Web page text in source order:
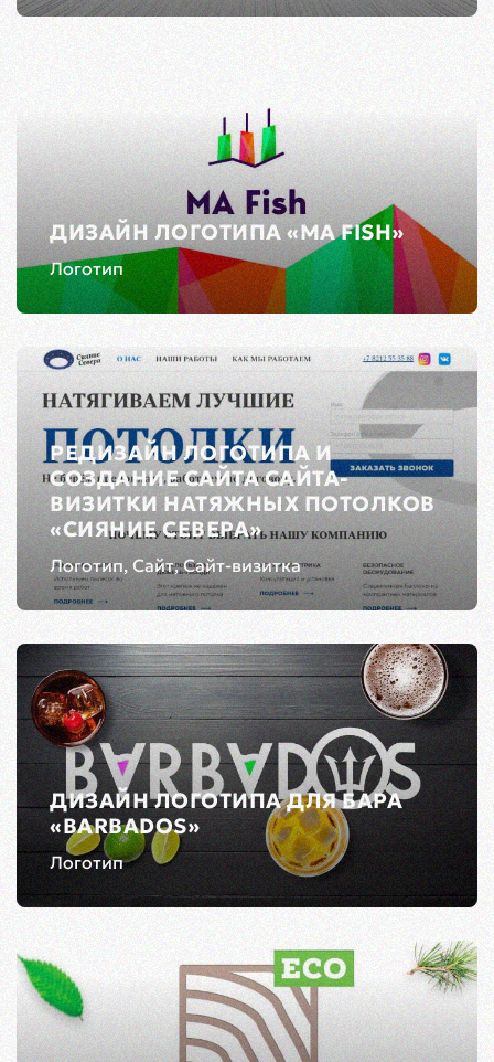
ДИЗАЙН ЛОГОТИПА «MA FISH»
Логотип
РЕДИЗАЙН ЛОГОТИПА И
СОЗДАНИЕ САЙТА САЙТА-
ВИЗИТКИ НАТЯЖНЫХ ПОТОЛКОВ
«СИЯНИЕ СЕВЕРА»
Логотип, Сайт, Сайт-визитка
ДИЗАЙН ЛОГОТИПА ДЛЯ БАРА
«BARBADOS»
Логотип